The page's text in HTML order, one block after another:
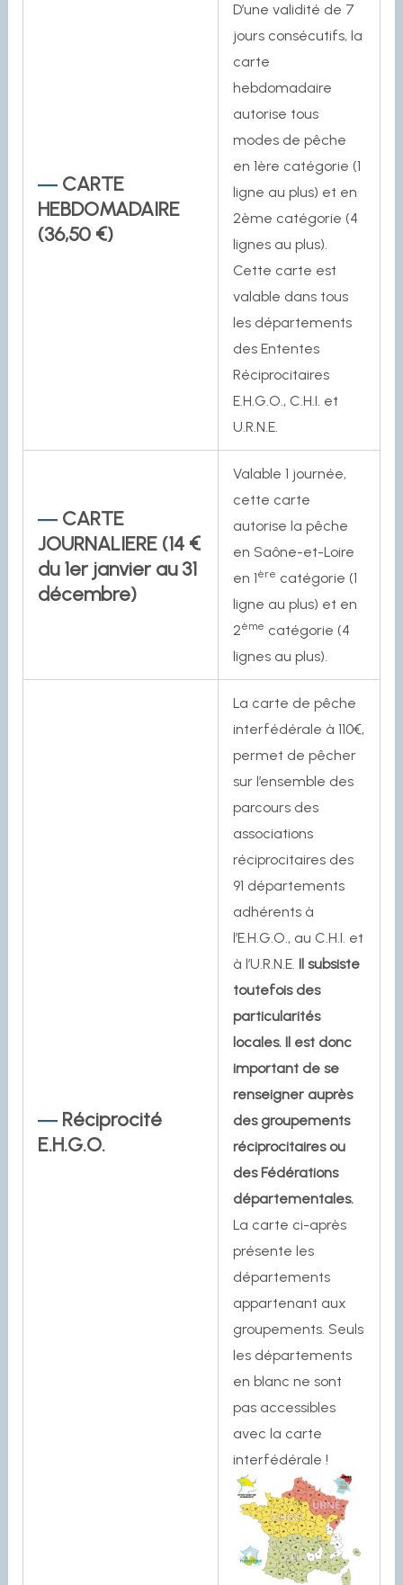
CARTE
HEBDOMADAIRE
(36,50 €)
D’une validité de 7
jours consécutifs, la
carte
hebdomadaire
autorise tous
modes de pêche
en 1ère catégorie (1
ligne au plus) et en
2ème catégorie (4
lignes au plus).
Cette carte est
valable dans tous
les départements
des Ententes
Réciprocitaires
E.H.G.O., C.H.I. et
U.R.N.E.
CARTE
JOURNALIERE (14 €
du 1er janvier au 31
décembre)
Valable 1 journée,
cette carte
autorise la pêche
en Saône-et-Loire
en 1ère catégorie (1
ligne au plus) et en
2ème catégorie (4
lignes au plus).
Réciprocité
E.H.G.O.
La carte de pêche
interfédérale à 110€,
permet de pêcher
sur l’ensemble des
parcours des
associations
réciprocitaires des
91 départements
adhérents à
l’E.H.G.O., au C.H.I. et
à l’U.R.N.E. Il subsiste
toutefois des
particularités
locales. Il est donc
important de se
renseigner auprès
des groupements
réciprocitaires ou
des Fédérations
départementales.
La carte ci-après
présente les
départements
appartenant aux
groupements. Seuls
les départements
en blanc ne sont
pas accessibles
avec la carte
interfédérale !